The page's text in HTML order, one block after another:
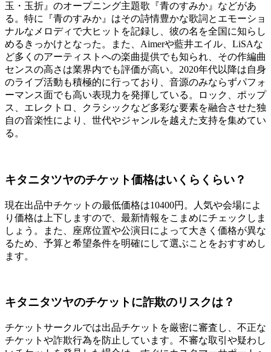
玉・玉折』のオープニング主題歌『青のすみか』などがあ
る。特に『青のすみか』はその詩情豊かな歌詞とエモーショ
ナルなメロディで大ヒットを記録し、彼の名を全国に知らし
めるきっかけとなった。また、Aimerや藍井エイル、LiSAな
ど多くのアーティストへの楽曲提供でも知られ、その作編曲
センスの高さは業界内でも評価が高い。2020年代以降は自身
のライブ活動も積極的に行っており、音源のみならずパフォ
ーマンス面でも高い表現力を発揮している。ロック、ポップ
ス、エレクトロ、クラシックなど多彩な要素を融合させた独
自の音楽性により、世代やジャンルを越えた支持を集めてい
る。
キタニタツヤのチケット価格はいくらくらい？
現在出品中チケットの最低価格は10400円。人気や会場によ
り価格は上下しますので、最新情報をこまめにチェックしま
しょう。また、座席位置や公演日によって大きく価格が異な
るため、予算と希望条件を明確にして選ぶことをおすすめし
ます。
キタニタツヤのチケットに詐欺のリスクは？
チケットサークルでは出品チケットを厳密に審査し、不正な
チケットや詐欺行為を防止しています。不審な取引や疑わし